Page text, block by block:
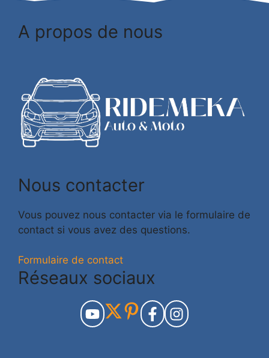
A propos de nous
Nous contacter
Vous pouvez nous contacter via le formulaire de
contact si vous avez des questions.
Formulaire de contact
Réseaux sociaux